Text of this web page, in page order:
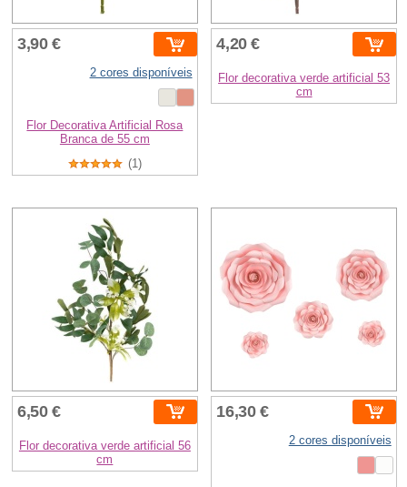
3,90 €
2 cores disponíveis
Flor Decorativa Artificial Rosa
Branca de 55 cm
(1)
4,20 €
Flor decorativa verde artificial 53
cm
6,50 €
Flor decorativa verde artificial 56
cm
16,30 €
2 cores disponíveis